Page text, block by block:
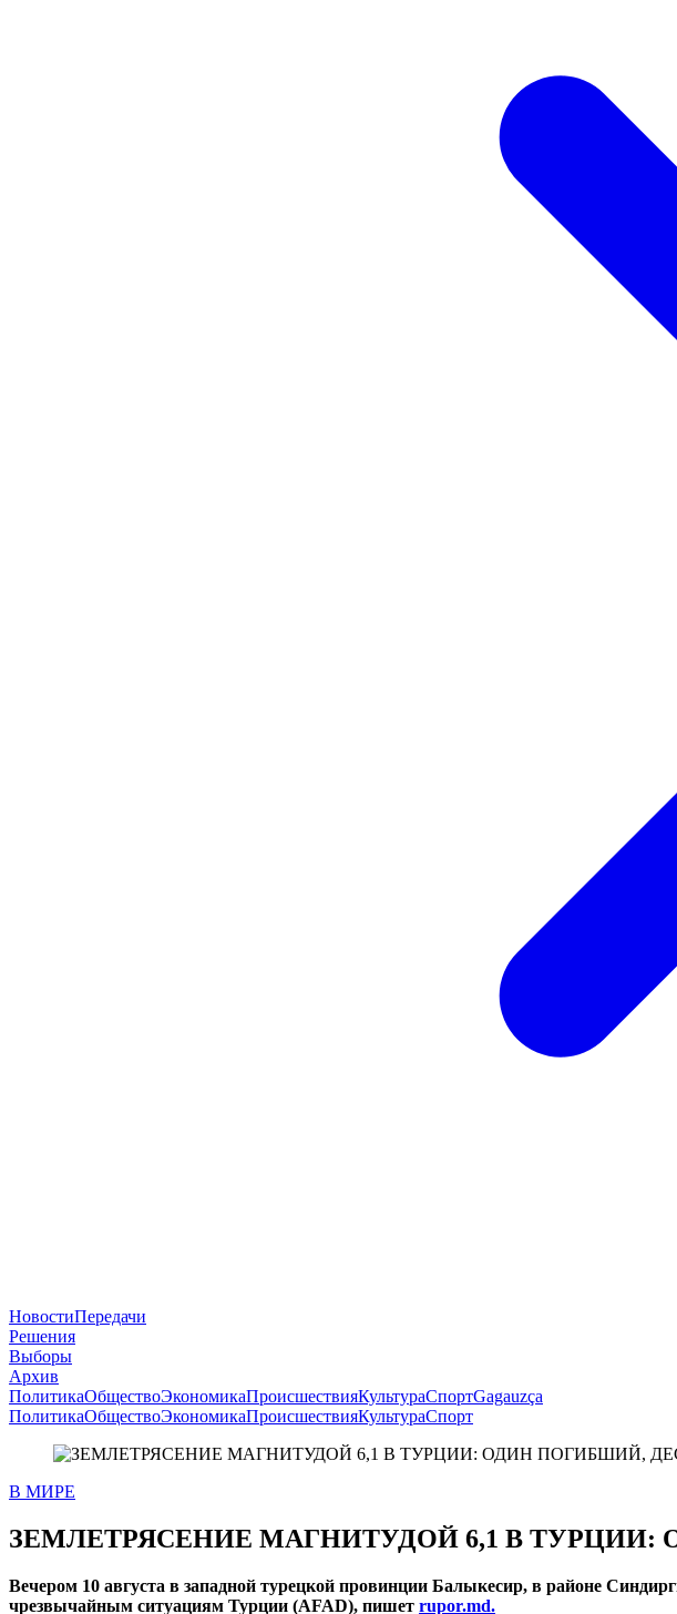
НовостиПередачи
Решения
Выборы
Архив
ПолитикаОбществоЭкономикаПроисшествияКультураСпортGagauzça
ПолитикаОбществоЭкономикаПроисшествияКультураСпорт
В МИРЕ
ЗЕМЛЕТРЯСЕНИЕ МАГНИТУДОЙ 6,1 В
Вечером 10 августа в западной турецкой провинции Балыкесир, в районе
чрезвычайным ситуациям Турции (AFAD), пишет rupor.md.